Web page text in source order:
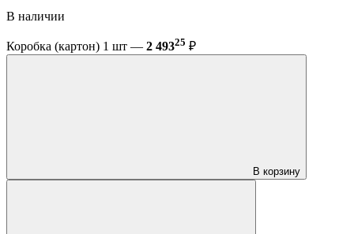
В наличии
Коробка (картон) 1 шт — 2 49325 ₽
В корзину